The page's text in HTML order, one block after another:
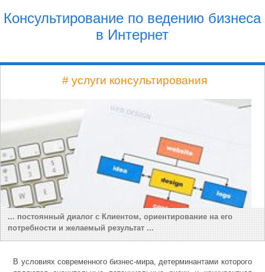
Консультирование по ведению бизнеса
в Интернет
# услуги консультирования
... постоянный диалог с Клиентом, ориентирование на его
потребности и желаемый результат ...
В условиях современного бизнес-мира, детерминантами которого